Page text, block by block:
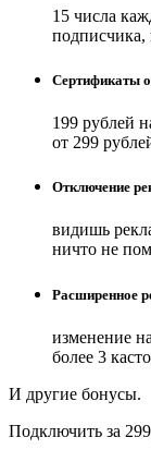
15 числа
подписчика,
Сертификаты
199 рублей
от 299
Отключение
видишь
ничто не
Расширенное
изменение
более 3
И другие бонусы.
Подключить за